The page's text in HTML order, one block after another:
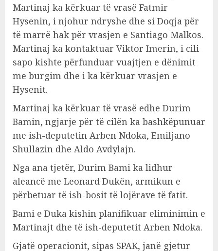
Martinaj ka kërkuar të vrasë Fatmir
Hysenin, i njohur ndryshe dhe si Doqja për
të marrë hak për vrasjen e Santiago Malkos.
Martinaj ka kontaktuar Viktor Imerin, i cili
sapo kishte përfunduar vuajtjen e dënimit
me burgim dhe i ka kërkuar vrasjen e
Hysenit.
Martinaj ka kërkuar të vrasë edhe Durim
Bamin, ngjarje për të cilën ka bashkëpunuar
me ish-deputetin Arben Ndoka, Emiljano
Shullazin dhe Aldo Avdylajn.
Nga ana tjetër, Durim Bami ka lidhur
aleancë me Leonard Dukën, armikun e
përbetuar të ish-bosit të lojërave të fatit.
Bami e Duka kishin planifikuar eliminimin e
Martinajt dhe të ish-deputetit Arben Ndoka.
Gjatë operacionit, sipas SPAK, janë gjetur